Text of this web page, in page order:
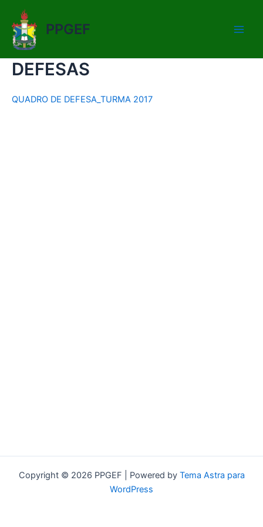
para
conteúdo
PPGEF
DEFESAS
QUADRO DE DEFESA_TURMA 2017
Copyright © 2026 PPGEF | Powered by Tema Astra para
WordPress